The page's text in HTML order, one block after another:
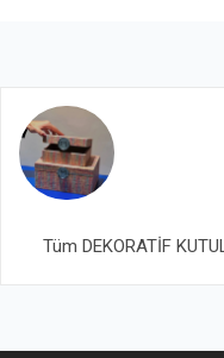
Tüm DEKORATİF